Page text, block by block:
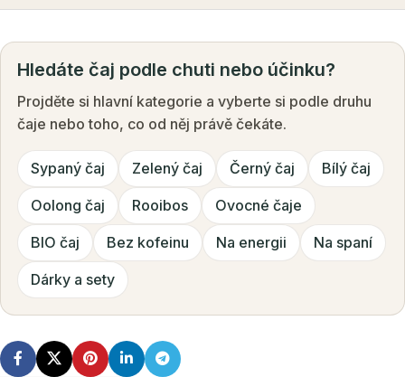
Hledáte čaj podle chuti nebo účinku?
Projděte si hlavní kategorie a vyberte si podle druhu
čaje nebo toho, co od něj právě čekáte.
Sypaný čaj Zelený čaj Černý čaj Bílý čaj
Oolong čaj Rooibos Ovocné čaje
BIO čaj Bez kofeinu Na energii Na spaní
Dárky a sety